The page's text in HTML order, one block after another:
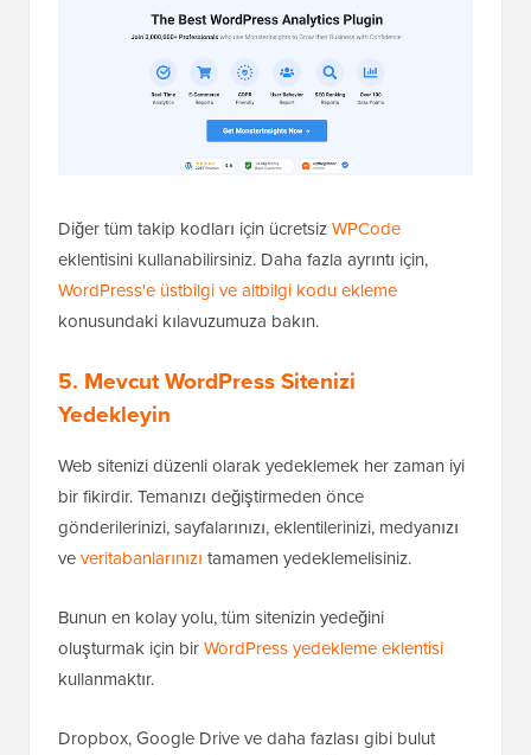
Diğer tüm takip kodları için ücretsizWPCode
eklentisini kullanabilirsiniz. Daha fazla ayrıntı için,
WordPress'e üstbilgi ve altbilgi kodu ekleme
konusundaki kılavuzumuza bakın.
5. Mevcut WordPress Sitenizi
Yedekleyin
Web sitenizi düzenli olarak yedeklemek her zaman iyi
bir fikirdir. Temanızı değiştirmeden önce
gönderilerinizi, sayfalarınızı, eklentilerinizi, medyanızı
veveritabanlarınızı tamamen yedeklemelisiniz.
Bunun en kolay yolu, tüm sitenizin yedeğini
oluşturmak için birWordPress yedekleme eklentisi
kullanmaktır.
Dropbox, Google Drive ve daha fazlası gibi bulut